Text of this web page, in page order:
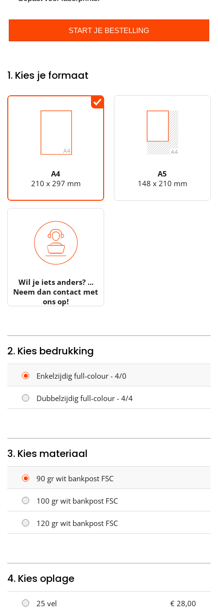
START JE BESTELLING
1. Kies je formaat
A4
210 x 297 mm
A5
148 x 210 mm
Wil je iets anders? ...
Neem dan contact met
ons op!
2. Kies bedrukking
Enkelzijdig full-colour - 4/0
Dubbelzijdig full-colour - 4/4
3. Kies materiaal
90 gr wit bankpost FSC
100 gr wit bankpost FSC
120 gr wit bankpost FSC
4. Kies oplage
25 vel € 28,00